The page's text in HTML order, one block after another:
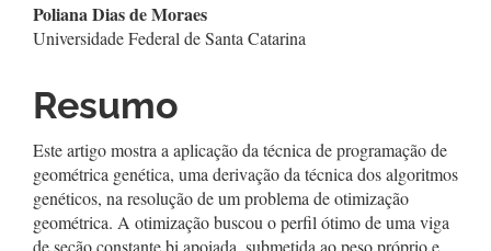
Poliana Dias de Moraes
Universidade Federal de Santa Catarina
Resumo
Este artigo mostra a aplicação da técnica de programação de
geométrica genética, uma derivação da técnica dos algoritmos
genéticos, na resolução de um problema de otimização
geométrica. A otimização buscou o perfil ótimo de uma viga
de seção constante bi apoiada, submetida ao peso próprio e